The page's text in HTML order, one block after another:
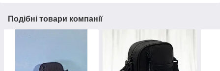
Подібні товари компанії